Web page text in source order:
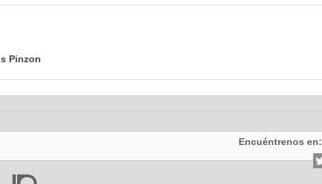
Pinzon
Encuéntrenos en: